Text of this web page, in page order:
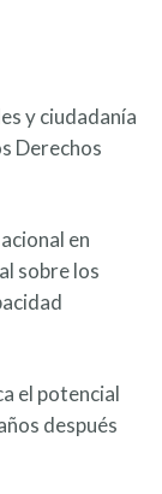
y ciudadanía
Derechos
en
sobre los
el potencial
después